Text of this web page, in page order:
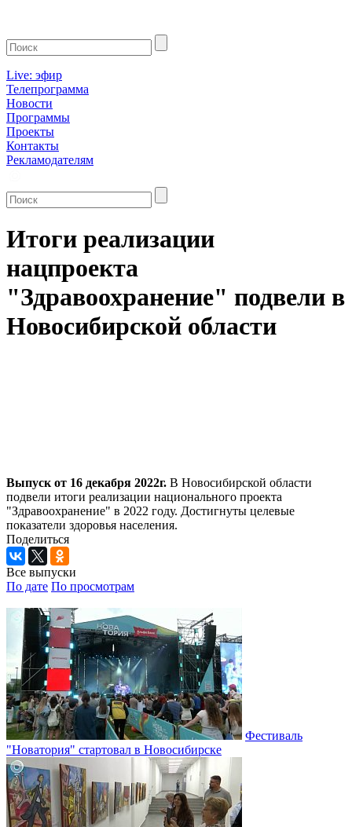
Live: эфир
Телепрограмма
Новости
Программы
Проекты
Контакты
Рекламодателям
Итоги реализации
нацпроекта
"Здравоохранение" подвели в
Новосибирской области
Выпуск от 16 декабря 2022г. В Новосибирской области
подвели итоги реализации национального проекта
"Здравоохранение" в 2022 году. Достигнуты целевые
показатели здоровья населения.
Поделиться
Все выпуски
По дате По просмотрам
Фестиваль
"Новатория" стартовал в Новосибирске